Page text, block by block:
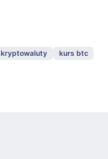
kryptowaluty
kurs btc